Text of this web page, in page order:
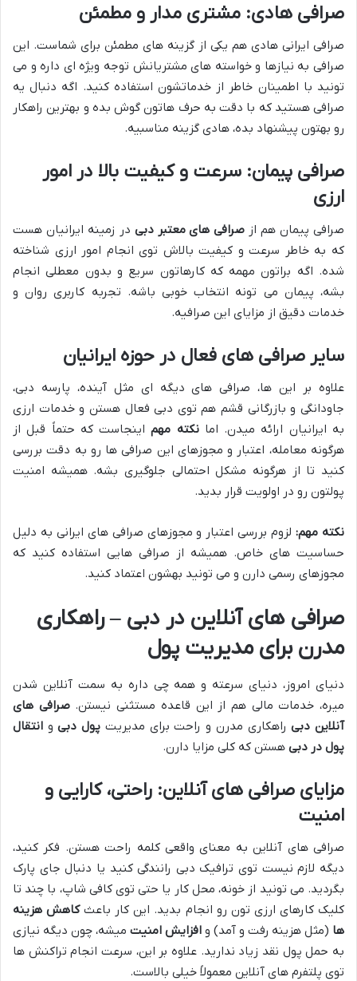
صرافی هادی: مشتری مدار و مطمئن
صرافی ایرانی هادی هم یکی از گزینه های مطمئن برای شماست. این
صرافی به نیازها و خواسته های مشتریانش توجه ویژه ای داره و می
تونید با اطمینان خاطر از خدماتشون استفاده کنید. اگه دنبال یه
صرافی هستید که با دقت به حرف هاتون گوش بده و بهترین راهکار
رو بهتون پیشنهاد بده، هادی گزینه مناسبیه.
صرافی پیمان: سرعت و کیفیت بالا در امور
ارزی
صرافی پیمان هم از صرافی های معتبر دبی در زمینه ایرانیان هست
که به خاطر سرعت و کیفیت بالاش توی انجام امور ارزی شناخته
شده. اگه براتون مهمه که کارهاتون سریع و بدون معطلی انجام
بشه، پیمان می تونه انتخاب خوبی باشه. تجربه کاربری روان و
خدمات دقیق از مزایای این صرافیه.
سایر صرافی های فعال در حوزه ایرانیان
علاوه بر این ها، صرافی های دیگه ای مثل آینده، پارسه دبی،
جاودانگی و بازرگانی قشم هم توی دبی فعال هستن و خدمات ارزی
به ایرانیان ارائه میدن. امانکته مهماینجاست که حتماً قبل از
هرگونه معامله، اعتبار و مجوزهای این صرافی ها رو به دقت بررسی
کنید تا از هرگونه مشکل احتمالی جلوگیری بشه. همیشه امنیت
پولتون رو در اولویت قرار بدید.
نکته مهم:لزوم بررسی اعتبار و مجوزهای صرافی های ایرانی به دلیل
حساسیت های خاص. همیشه از صرافی هایی استفاده کنید که
مجوزهای رسمی دارن و می تونید بهشون اعتماد کنید.
صرافی های آنلاین در دبی – راهکاری
مدرن برای مدیریت پول
دنیای امروز، دنیای سرعته و همه چی داره به سمت آنلاین شدن
میره، خدمات مالی هم از این قاعده مستثنی نیستن.صرافی های
آنلاین دبیراهکاری مدرن و راحت برای مدیریت پول دبیو انتقال
پول در دبی هستن که کلی مزایا دارن.
مزایای صرافی های آنلاین: راحتی، کارایی و
امنیت
صرافی های آنلاین به معنای واقعی کلمه راحت هستن. فکر کنید،
دیگه لازم نیست توی ترافیک دبی رانندگی کنید یا دنبال جای پارک
بگردید. می تونید از خونه، محل کار یا حتی توی کافی شاپ، با چند تا
کلیک کارهای ارزی تون رو انجام بدید. این کار باعثکاهش هزینه
ها (مثل هزینه رفت و آمد) و افزایش امنیت میشه، چون دیگه نیازی
به حمل پول نقد زیاد ندارید. علاوه بر این، سرعت انجام تراکنش ها
توی پلتفرم های آنلاین معمولاً خیلی بالاست.